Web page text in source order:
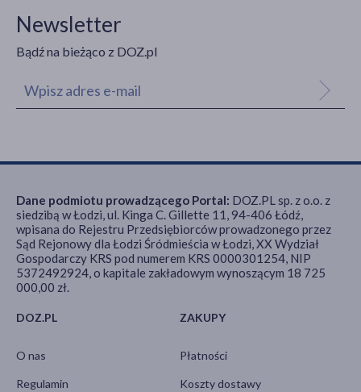
Newsletter
Bądź na bieżąco z DOZ.pl
DOZ.PL
O nas
Regulamin
ZAKUPY
Płatności
Koszty dostawy
Dane podmiotu prowadzącego Portal: DOZ.PL sp. z o.o. z
siedzibą w Łodzi, ul. Kinga C. Gillette 11, 94-406 Łódź,
wpisana do Rejestru Przedsiębiorców prowadzonego przez
Sąd Rejonowy dla Łodzi Śródmieścia w Łodzi, XX Wydział
Gospodarczy KRS pod numerem KRS 0000301254, NIP
5372492924, o kapitale zakładowym wynoszącym 18 725
000,00 zł.